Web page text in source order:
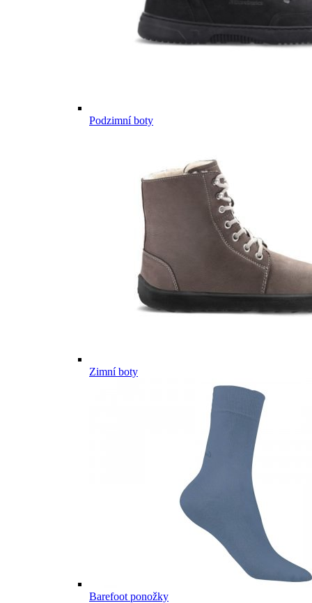
Podzimní boty
Zimní boty
Barefoot ponožky